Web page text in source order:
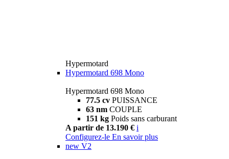
Hypermotard
Hypermotard 698 Mono
Hypermotard 698 Mono
77.5 cv PUISSANCE
63 nm COUPLE
151 kg Poids sans carburant
A partir de 13.190 € i
Configurez-le En savoir plus
new V2